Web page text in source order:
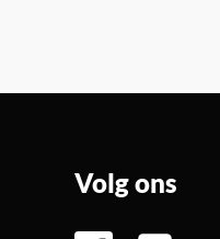
Volg ons